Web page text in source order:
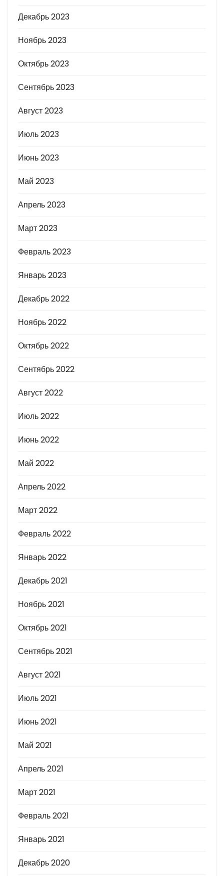
Декабрь 2023
Ноябрь 2023
Октябрь 2023
Сентябрь 2023
Август 2023
Июль 2023
Июнь 2023
Май 2023
Апрель 2023
Март 2023
Февраль 2023
Январь 2023
Декабрь 2022
Ноябрь 2022
Октябрь 2022
Сентябрь 2022
Август 2022
Июль 2022
Июнь 2022
Май 2022
Апрель 2022
Март 2022
Февраль 2022
Январь 2022
Декабрь 2021
Ноябрь 2021
Октябрь 2021
Сентябрь 2021
Август 2021
Июль 2021
Июнь 2021
Май 2021
Апрель 2021
Март 2021
Февраль 2021
Январь 2021
Декабрь 2020